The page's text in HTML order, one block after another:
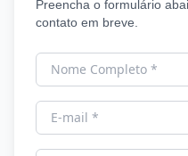
Preencha o formulário
contato em breve.